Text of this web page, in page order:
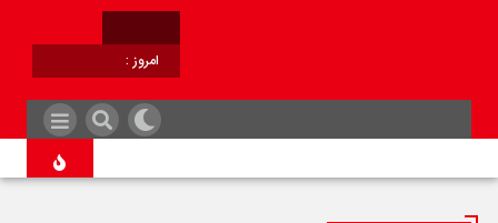
امروز :